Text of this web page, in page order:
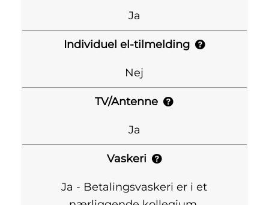
Ja
Individuel el-tilmelding
Nej
TV/Antenne
Ja
Vaskeri
Ja - Betalingsvaskeri er i et